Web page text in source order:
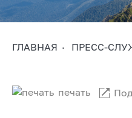
ГЛАВНАЯ ПРЕСС-
печать